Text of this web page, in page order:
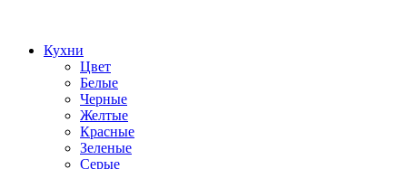
Кухни
Цвет
Белые
Черные
Желтые
Красные
Зеленые
Серые